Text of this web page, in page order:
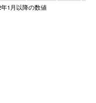
1月以降の数値